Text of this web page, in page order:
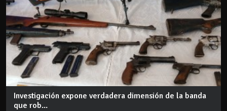
Investigación expone verdadera dimensión de la banda
que rob...